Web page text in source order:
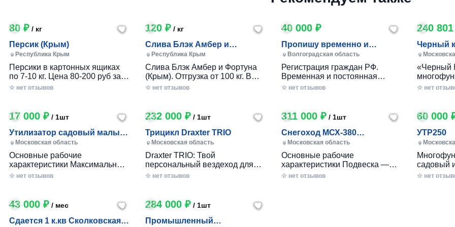
80 ₽ / кг
Персик (Крым)
Республика Крым
Персики в картонных ящиках
по 7-10 кг. Цена 80-200 руб за 1
кг в зависимости от размера и
☆ нет отзывов
120 ₽/ кг
Слива Блэк Амбер и
Фортуна (Крым)
Республика Крым
Слива Блэк Амбер и Фортуна
(Крым). Отгрузка от 100 кг. В
картонном ящике по 7-10 кг.
☆ нет отзывов
40 000 ₽
Пропишу временно и
постоянно в Волжском
Волгоградская область
Регистрация граждан РФ.
Временная и постоянная
официально через мфц.
☆ нет отзывов
240
Черный
«Черный
колесный
садами и
стильный
☆ нет
17 000 ₽ / 1шт
Утилизатор садовый малый
(УСМ)
Московская область
Основные рабочие
характеристики Максимальный
размер переработки
ножей — Сталь 65Г Габариты
Вес станка, кг — до 25 Длина
ножа, мм — 80 Размеры (дл х
☆ нет отзывов
232 000 ₽/ 1шт
Трицикл Draxter TRIO
Московская область
Draxter TRIO: Твой
персональный вездеход для
приключений и развлечений!
развлечений? • Вездеходные
возможности: Проходимость, о
которой ты мог только мечтать!
☆ нет отзывов
311 000 ₽/ 1шт
Снегоход МСХ-380
(20л.с.-11А-РС, Вариатор,
Long (П
Московская область
Основные рабочие
характеристики Подвеска —
Катковая Максимальная
☆ нет отзывов
60 000
УТР250
садовый
☆ нет
43 000 ₽ / мес
Сдается 1 к.кв Сколковская 1
284 000 ₽/ 1шт
Промышленный